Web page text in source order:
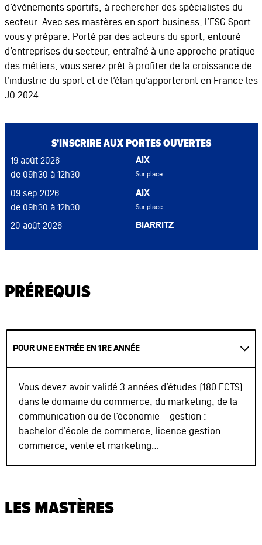
d’événements sportifs, à rechercher des spécialistes du
secteur. Avec ses mastères en sport business, l’ESG Sport
vous y prépare. Porté par des acteurs du sport, entouré
d’entreprises du secteur, entraîné à une approche pratique
des métiers, vous serez prêt à profiter de la croissance de
l’industrie du sport et de l’élan qu’apporteront en France les
JO 2024.
S'INSCRIRE AUX PORTES OUVERTES
19 août 2026 AIX
de 09h30 à 12h30 Sur place
09 sep 2026 AIX
de 09h30 à 12h30 Sur place
20 août 2026 BIARRITZ
12 août 2026
de 16h à 18h Sur place
27 août 2026 DIJON
de 16h à 18h Sur place
09 sep 2026 LYON
de 17h à 19h Sur place
MONTPELLIER
de 17h à 19h Sur place
de 18h30 à 20h
PRÉREQUIS
POUR UNE ENTRÉE EN 1RE ANNÉE
Vous devez avoir validé 3 années d’études (180 ECTS)
dans le domaine du commerce, du marketing, de la
communication ou de l’économie – gestion :
bachelor d’école de commerce, licence gestion
commerce, vente et marketing…
LES MASTÈRES